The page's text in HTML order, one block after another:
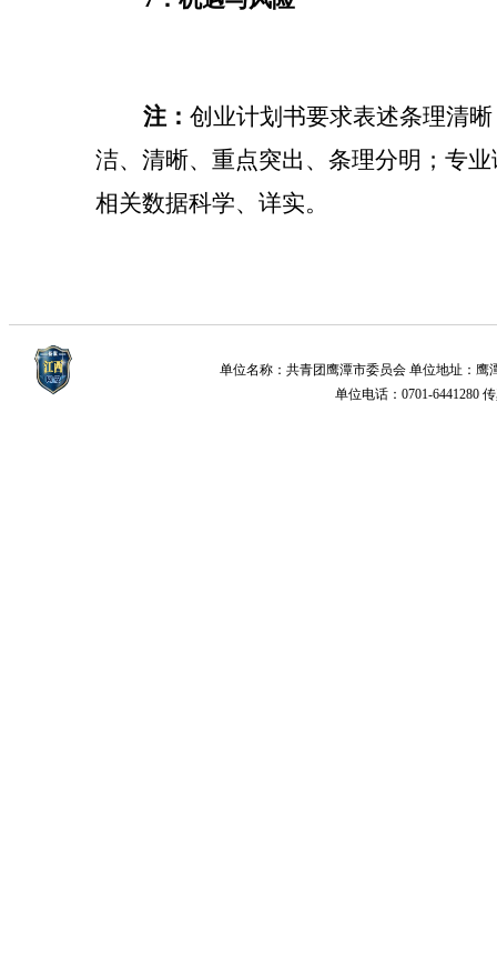
注： 创业计划书要求表述条理清
洁、清晰、重点突出、条理分明；专
相关数据科学、详实。
单位名称：共青团鹰潭市委员会 单位地址：鹰
单位电话：0701-6441280